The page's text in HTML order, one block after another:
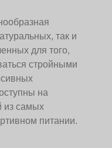
так и
для того,
стройными
на
из самых
питании.